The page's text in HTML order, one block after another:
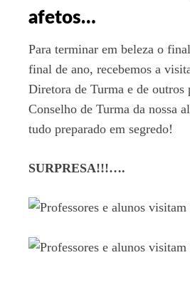
afetos…
Para terminar em beleza o
final de ano, recebemos a
Diretora de Turma e de outros
Conselho de Turma da nossa
tudo preparado em segredo!
SURPRESA!!!….